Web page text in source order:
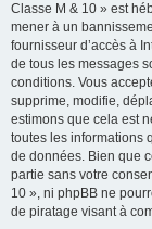
Classe M & 10 » est
mener à un
fournisseur d’accès à
de tous les messages
conditions. Vous
supprime, modifie,
estimons que cela est
toutes les informations
de données. Bien que
partie sans votre
10 », ni phpBB ne
de piratage visant à